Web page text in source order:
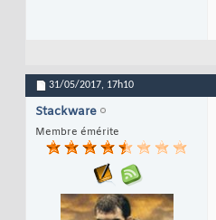
31/05/2017, 17h10
Stackware
Membre émérite